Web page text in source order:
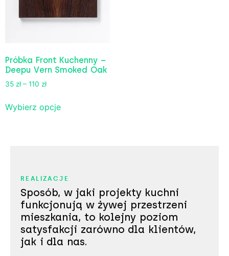
Próbka Front Kuchenny –
Deepu Vern Smoked Oak
35 zł – 110 zł
Wybierz opcje
REALIZACJE
Sposób, w jaki projekty kuchni
funkcjonują w żywej przestrzeni
mieszkania, to kolejny poziom
satysfakcji zarówno dla klientów,
jak i dla nas.